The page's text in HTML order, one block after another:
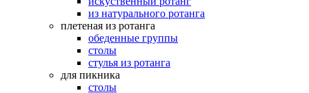
из натурального ротанга
плетеная из ротанга
обеденные группы
столы
стулья из ротанга
для пикника
столы